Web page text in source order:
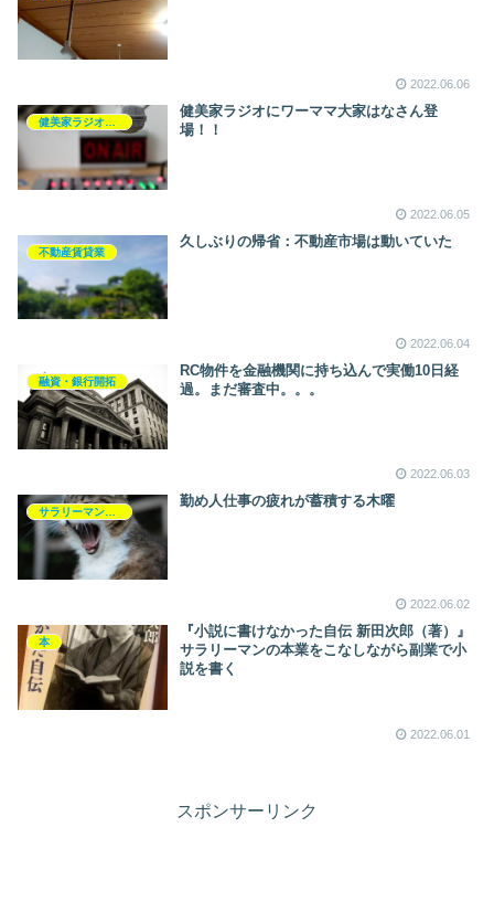
2022.06.06
健美家ラジオにワーママ大家はなさん登
場！！
2022.06.05
不動産賃貸業
久しぶりの帰省：不動産市場は動いていた
2022.06.04
融資・銀行開拓
RC物件を金融機関に持ち込んで実働10日経
過。まだ審査中。。。
2022.06.03
勤め人仕事の疲れが蓄積する木曜
2022.06.02
本
『小説に書けなかった自伝 新田次郎（著）』
サラリーマンの本業をこなしながら副業で小
説を書く
2022.06.01
スポンサーリンク